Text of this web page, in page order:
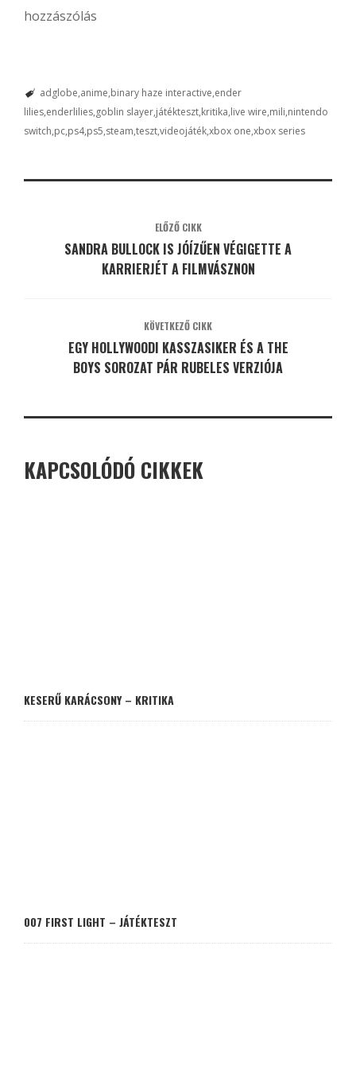
hozzászólás
adglobe anime binary haze interactive ender
lilies enderlilies goblin slayer játékteszt kritika live wire mili nintendo
switch pc ps4 ps5 steam tesztvideojátékxbox one xbox series
ELŐZŐ CIKK
SANDRA BULLOCK IS JÓÍZŰEN VÉGIGETTE A
KARRIERJÉT A FILMVÁSZNON
KÖVETKEZŐ CIKK
EGY HOLLYWOODI KASSZASIKER ÉS A THE
BOYS SOROZAT PÁR RUBELES VERZIÓJA
KAPCSOLÓDÓ CIKKEK
KESERŰ KARÁCSONY – KRITIKA
007 FIRST LIGHT – JÁTÉKTESZT